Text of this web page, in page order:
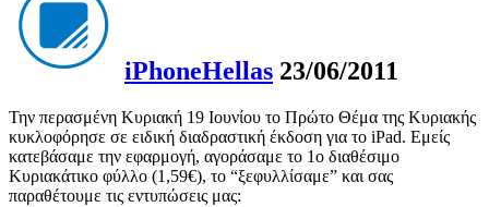
iPhoneHellas 23/06/2011
Την περασμένη Κυριακή 19 Ιουνίου το Πρώτο Θέμα της Κυριακής
κυκλοφόρησε σε ειδική διαδραστική έκδοση για το iPad. Εμείς
κατεβάσαμε την εφαρμογή, αγοράσαμε το 1ο διαθέσιμο
Κυριακάτικο φύλλο (1,59€), το “ξεφυλλίσαμε” και σας
παραθέτουμε τις εντυπώσεις μας: